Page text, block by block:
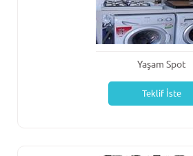
Yaşam Spot
Teklif İste